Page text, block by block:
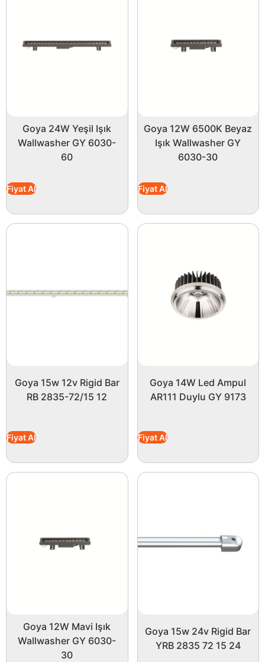
Goya 24W Yeşil Işık
Wallwasher GY 6030-
60
Fiyat Al
Goya 12W 6500K Beyaz
Işık Wallwasher GY
6030-30
Fiyat Al
Goya 15w 12v Rigid Bar
RB 2835-72/15 12
Fiyat Al
Goya 14W Led Ampul
AR111 Duylu GY 9173
Fiyat Al
Goya 12W Mavi Işık
Wallwasher GY 6030-
30
Goya 15w 24v Rigid Bar
YRB 2835 72 15 24